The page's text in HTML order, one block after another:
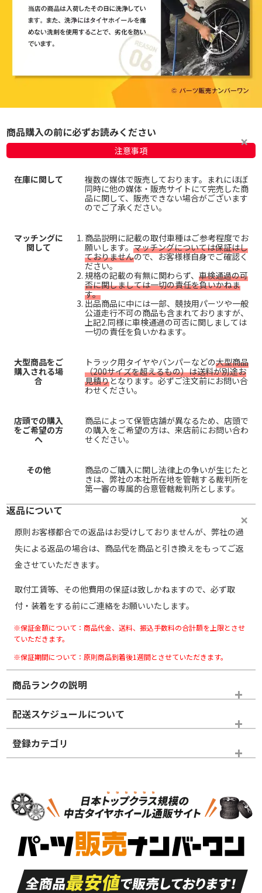
商品購入の前に必ずお読みください
注意事項
在庫に関して
複数の媒体で販売しております。まれにほぼ
同時に他の媒体・販売サイトにて完売した商
品に関して、販売できない場合がございます
のでご了承ください。
マッチングに
関して
商品説明に記載の取付車種はご参考程度でお
願いします。 マッチングについては保証はし
ておりませんので、お客様様自身でご確認く
ださい。
規格の記載の有無に関わらず、 車検通過の可
否に関しましては一切の責任を負いかねま
す。
出品商品に中には一部、競技用パーツや一般
公道走行不可の商品も含まれておりますが、
上記2.同様に車検通過の可否に関しましては
一切の責任を負いかねます。
大型商品をご
購入される場
合
トラック用タイヤやバンパーなどの大型商品
（200サイズを超えるもの）は送料が別途お
見積りとなります。必ずご注文前にお問い合
わせください。
店頭での購入
をご希望の方
へ
商品によって保管店舗が異なるため、店頭で
の購入をご希望の方は、来店前にお問い合わ
せください。
その他
商品のご購入に関し法律上の争いが生じたと
きは、弊社の本社所在地を管轄する裁判所を
第一審の専属的合意管轄裁判所とします。
返品について
原則お客様都合での返品はお受けしておりませんが、弊社の過
失による返品の場合は、商品代を商品と引き換えをもってご返
金させていただきます。
取付工賃等、その他費用の保証は致しかねますので、必ず取
付・装着をする前にご連絡をお願いいたします。
※保証金額について：商品代金、送料、振込手数料の合計額を上限とさせ
ていただきます。
※保証期間について：原則商品到着後1週間とさせていただきます。
商品ランクの説明
※商品ランクは出品者の主観により判断しておりますので、あら
かじめご了承ください。
ホイールランク
S
品）
S
新車外し品（新古
付き
A
走行距離も少なく、
目立つ傷もほとんど
ない中古品
A
走行距離も少なく、
非常に状態の良い中
古品
配送スケジュールについて
登録カテゴリ
スタッドレスタイヤホイールセット